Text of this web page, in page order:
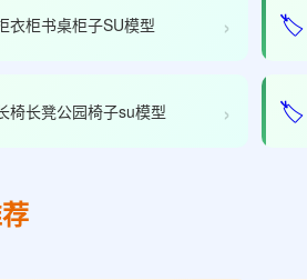
衣柜书桌柜子SU模型 › 🏷️
椅长凳公园椅子su模型 › 🏷️